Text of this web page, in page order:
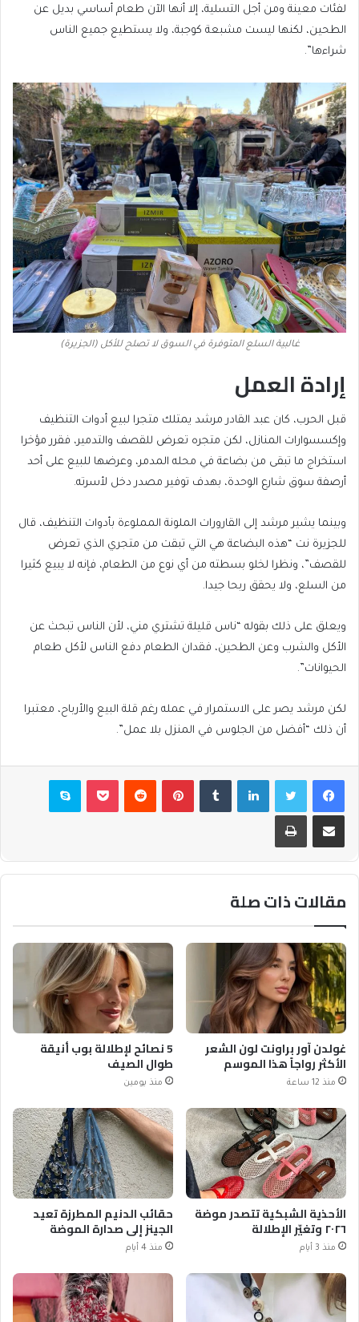
لفئات معينة ومن أجل التسلية، إلا أنها الآن طعام أساسي بديل عن
الطحين، لكنها ليست مشبعة كوجبة، ولا يستطيع جميع الناس
شراءها”.
غالبية السلع المتوفرة في السوق لا تصلح للأكل (الجزيرة)
إرادة العمل
قبل الحرب، كان عبد القادر مرشد يمتلك متجرا لبيع أدوات التنظيف
وإكسسوارات المنازل، لكن متجره تعرض للقصف والتدمير، فقرر مؤخرا
استخراج ما تبقى من بضاعة في محله المدمر، وعرضها للبيع على أحد
أرصفة سوق شارع الوحدة، بهدف توفير مصدر دخل لأسرته.
وبينما يشير مرشد إلى القارورات الملونة المملوءة بأدوات التنظيف، قال
للجزيرة نت “هذه البضاعة هي التي تبقت من متجري الذي تعرض
للقصف”، ونظرا لخلو بسطته من أي نوع من الطعام، فإنه لا يبيع كثيرا
من السلع، ولا يحقق ربحا جيدا.
ويعلق على ذلك بقوله “ناس قليلة تشتري مني، لأن الناس تبحث عن
الأكل والشرب وعن الطحين، فقدان الطعام دفع الناس لأكل طعام
الحيوانات”.
لكن مرشد يصر على الاستمرار في عمله رغم قلة البيع والأرباح، معتبرا
أن ذلك “أفضل من الجلوس في المنزل بلا عمل”.
فيسبوكتويتر لينكدإن بينتيريست بوكيت سكايب
مشاركة عبر البريد طباعة
مقالات ذات صلة
غولدن آور براونت لون الشعر
الأكثر رواجاً هذا الموسم
منذ 12 ساعة
5 نصائح لإطلالة بوب أنيقة
طوال الصيف
منذ يومين
الأحذية الشبكية تتصدر موضة
٢٠٢٦ وتغيّر الإطلالة
منذ 3 أيام
حقائب الدنيم المطرزة تعيد
الجينز إلى صدارة الموضة
منذ 4 أيام